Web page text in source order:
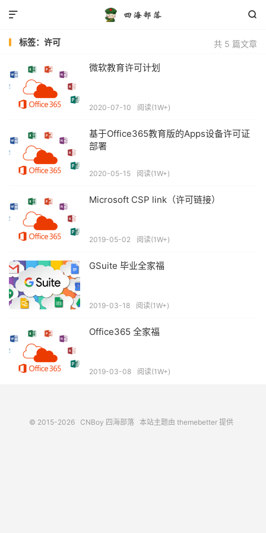


共 5 篇文章
标签：许可
微软教育许可计划
2020-07-10 阅读(1W+)
基于Office365教育版的Apps设备许可证
部署
2020-05-15 阅读(1W+)
Microsoft CSP link（许可链接）
2019-05-02 阅读(1W+)
GSuite 毕业全家福
2019-03-18 阅读(1W+)
Office365 全家福
2019-03-08 阅读(1W+)
© 2015-2026 CNBoy 四海部落 本站主题由 themebetter 提供